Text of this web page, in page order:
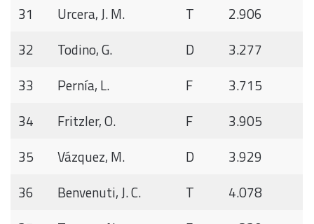
31
Urcera, J. M. T
2.906
32
Todino, G. D
3.277
33
Pernía, L. F
3.715
34
Fritzler, O. F
3.905
35
Vázquez, M. D
3.929
36
Benvenuti, J. C. T
4.078